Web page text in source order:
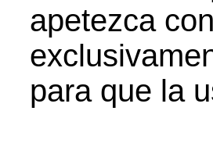
apetezca
para que la